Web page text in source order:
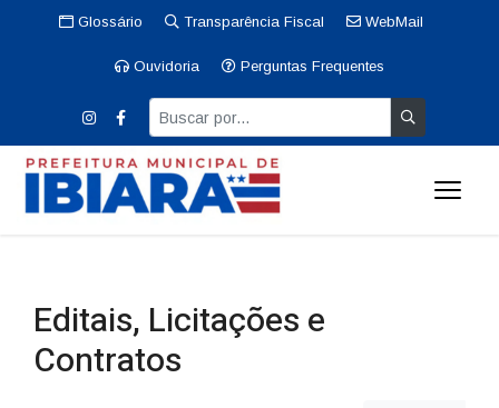
Glossário Transparência Fiscal WebMail
Ouvidoria Perguntas Frequentes
Editais, Licitações e
Contratos